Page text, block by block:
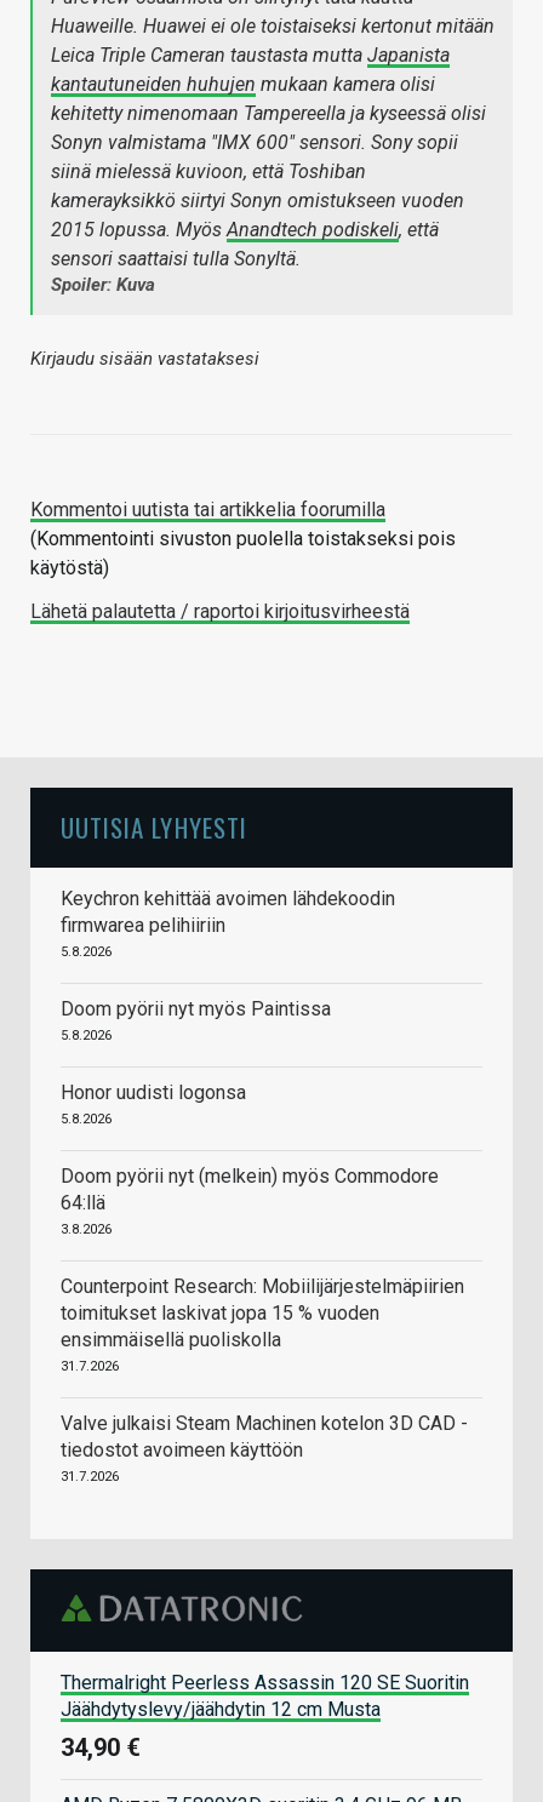
Huaweille. Huawei ei ole toistaiseksi kertonut mitään
Leica Triple Cameran taustasta mutta Japanista
kantautuneiden huhujen mukaan kamera olisi
kehitetty nimenomaan Tampereella ja kyseessä olisi
Sonyn valmistama "IMX 600" sensori. Sony sopii
siinä mielessä kuvioon, että Toshiban
kamerayksikkö siirtyi Sonyn omistukseen vuoden
2015 lopussa. Myös Anandtech podiskeli, että
sensori saattaisi tulla Sonyltä.
Spoiler: Kuva
Kirjaudu sisään vastataksesi
Kommentoi uutista tai artikkelia foorumilla
(Kommentointi sivuston puolella toistakseksi pois
käytöstä)
Lähetä palautetta / raportoi kirjoitusvirheestä
UUTISIA LYHYESTI
Keychron kehittää avoimen lähdekoodin
firmwarea pelihiiriin
5.8.2026
Doom pyörii nyt myös Paintissa
5.8.2026
Honor uudisti logonsa
5.8.2026
Doom pyörii nyt (melkein) myös Commodore
64:llä
3.8.2026
Counterpoint Research: Mobiilijärjestelmäpiirien
toimitukset laskivat jopa 15 % vuoden
ensimmäisellä puoliskolla
31.7.2026
Valve julkaisi Steam Machinen kotelon 3D CAD -
tiedostot avoimeen käyttöön
31.7.2026
Thermalright Peerless Assassin 120 SE Suoritin
Jäähdytyslevy/jäähdytin 12 cm Musta
34,90 €